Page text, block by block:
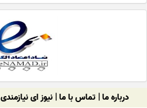
درباره ما|تماس با ما|نیوز ای نیازمندی